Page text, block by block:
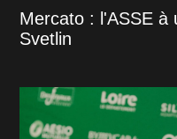
Mercato : l'ASSE à
Svetlin